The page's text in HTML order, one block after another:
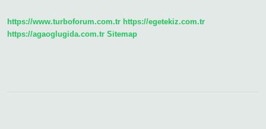
https://www.turboforum.com.tr https://egetekiz.com.tr
https://agaoglugida.com.tr Sitemap